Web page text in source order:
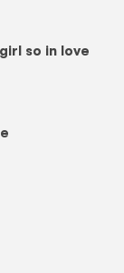
so in love